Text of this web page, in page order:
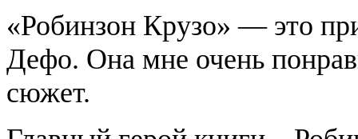
«Робинзон Крузо» — это
Дефо. Она мне очень
сюжет.